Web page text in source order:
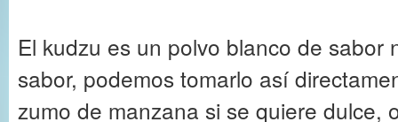
El kudzu es un polvo blanco de sabor
sabor, podemos tomarlo así
zumo de manzana si se quiere dulce,